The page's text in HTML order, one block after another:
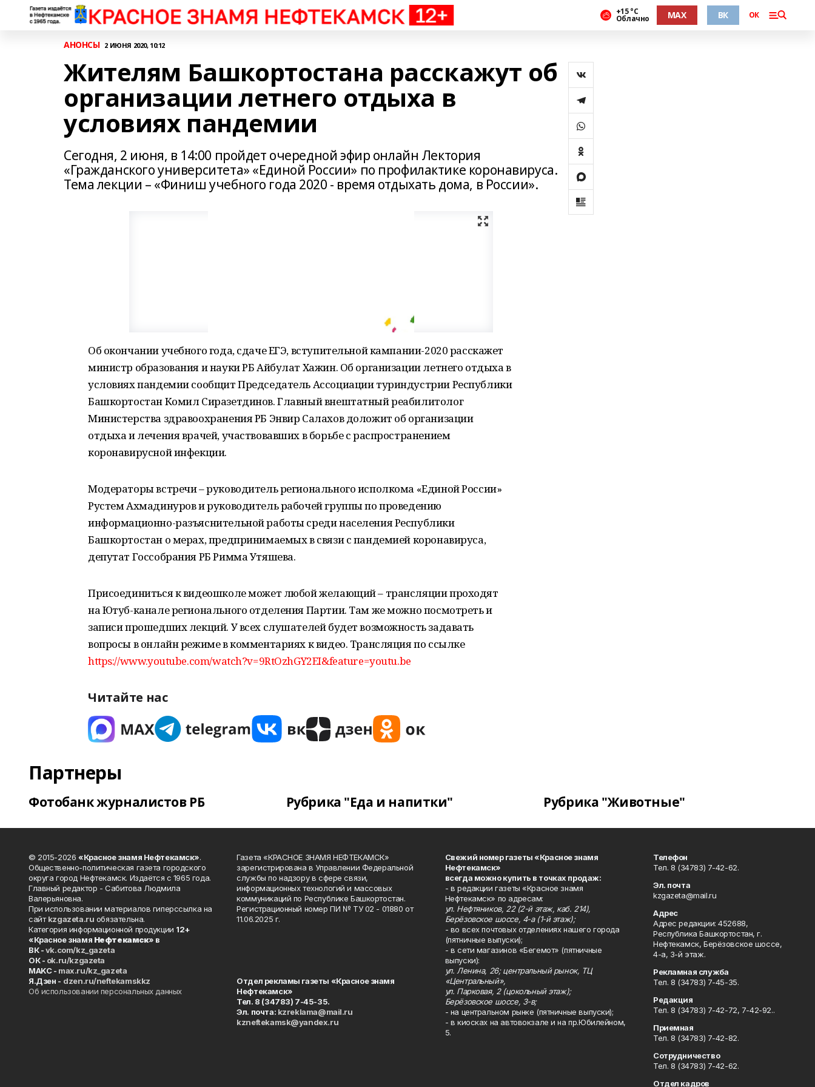
+15 °С
Облачно MAX ВК ОК
АНОНСЫ 2 ИЮНЯ 2020, 10:12
Жителям Башкортостана расскажут об
организации летнего отдыха в
условиях пандемии
Сегодня, 2 июня, в 14:00 пройдет очередной эфир онлайн Лектория
«Гражданского университета» «Единой России» по профилактике коронавируса.
Тема лекции – «Финиш учебного года 2020 - время отдыхать дома, в России».
Об окончании учебного года, сдаче ЕГЭ, вступительной кампании-2020 расскажет
министр образования и науки РБ Айбулат Хажин. Об организации летнего отдыха в
условиях пандемии сообщит Председатель Ассоциации туриндустрии Республики
Башкортостан Комил Сиразетдинов. Главный внештатный реабилитолог
Министерства здравоохранения РБ Энвир Салахов доложит об организации
отдыха и лечения врачей, участвовавших в борьбе с распространением
коронавирусной инфекции.
Модераторы встречи – руководитель регионального исполкома «Единой России»
Рустем Ахмадинуров и руководитель рабочей группы по проведению
информационно-разъяснительной работы среди населения Республики
Башкортостан о мерах, предпринимаемых в связи с пандемией коронавируса,
депутат Госсобрания РБ Римма Утяшева.
Присоединиться к видеошколе может любой желающий – трансляции проходят
на Ютуб-канале регионального отделения Партии. Там же можно посмотреть и
записи прошедших лекций. У всех слушателей будет возможность задавать
вопросы в онлайн режиме в комментариях к видео. Трансляция по ссылке
https://www.youtube.com/watch?v=9RtOzhGY2EI&feature=youtu.be
Читайте нас
Партнеры
Фотобанк журналистов РБ Рубрика "Еда и напитки" Рубрика "Животные"
© 2015-2026 «Красное знамя Нефтекамск».
Общественно-политическая газета городского
округа город Нефтекамск. Издаётся с 1965 года.
Главный редактор - Сабитова Людмила
Валерьяновна.
При использовании материалов гиперссылка на
сайтkzgazeta.ru обязательна.
Категория информационной продукции 12+
«Красное знамя Нефтекамск» в
ВК -vk.com/kz_gazeta
ОК - ok.ru/kzgazeta
MAKC - max.ru/kz_gazeta
Я.Дзен - dzen.ru/neftekamskkz
Об использовании персональных данных
Газета «КРАСНОЕ ЗНАМЯ НЕФТЕКАМСК»
зарегистрирована в Управлении Федеральной
службы по надзору в сфере связи,
информационных технологий и массовых
коммуникаций по Республике Башкортостан.
Регистрационный номер ПИ № ТУ 02 - 01880 от
11.06.2025 г.
Отдел рекламы газеты «Красное знамя
Нефтекамск»
Тел. 8 (34783) 7-45-35.
Эл. почта: kzreklama@mail.ru
kzneftekamsk@yandex.ru
Свежий номер газеты «Красное знамя
Нефтекамск»
всегда можно купить в точках продаж:
- в редакции газеты «Красное знамя
Нефтекамск» по адресам:
ул. Нефтяников, 22 (2-й этаж, каб. 214),
Берёзовское шоссе, 4-а (1-й этаж);
- во всех почтовых отделениях нашего города
(пятничные выпуски);
- в сети магазинов «Бегемот» (пятничные
выпуски):
ул. Ленина, 26; центральный рынок, ТЦ
«Центральный»,
ул. Парковая, 2 (цокольный этаж);
Берёзовское шоссе, 3-в;
- на центральном рынке (пятничные выпуски);
- в киосках на автовокзале и на пр.Юбилейном,
5.
Телефон
Тел. 8 (34783) 7-42-62.
Эл. почта
kzgazeta@mail.ru
Адрес
Адрес редакции: 452688,
Республика Башкортостан, г.
Нефтекамск, Берёзовское шоссе,
4-а, 3-й этаж.
Рекламная служба
Тел. 8 (34783) 7-45-35.
Редакция
Тел. 8 (34783) 7-42-72, 7-42-92..
Приемная
Тел. 8 (34783) 7-42-82.
Сотрудничество
Тел. 8 (34783) 7-42-62.
Отдел кадров